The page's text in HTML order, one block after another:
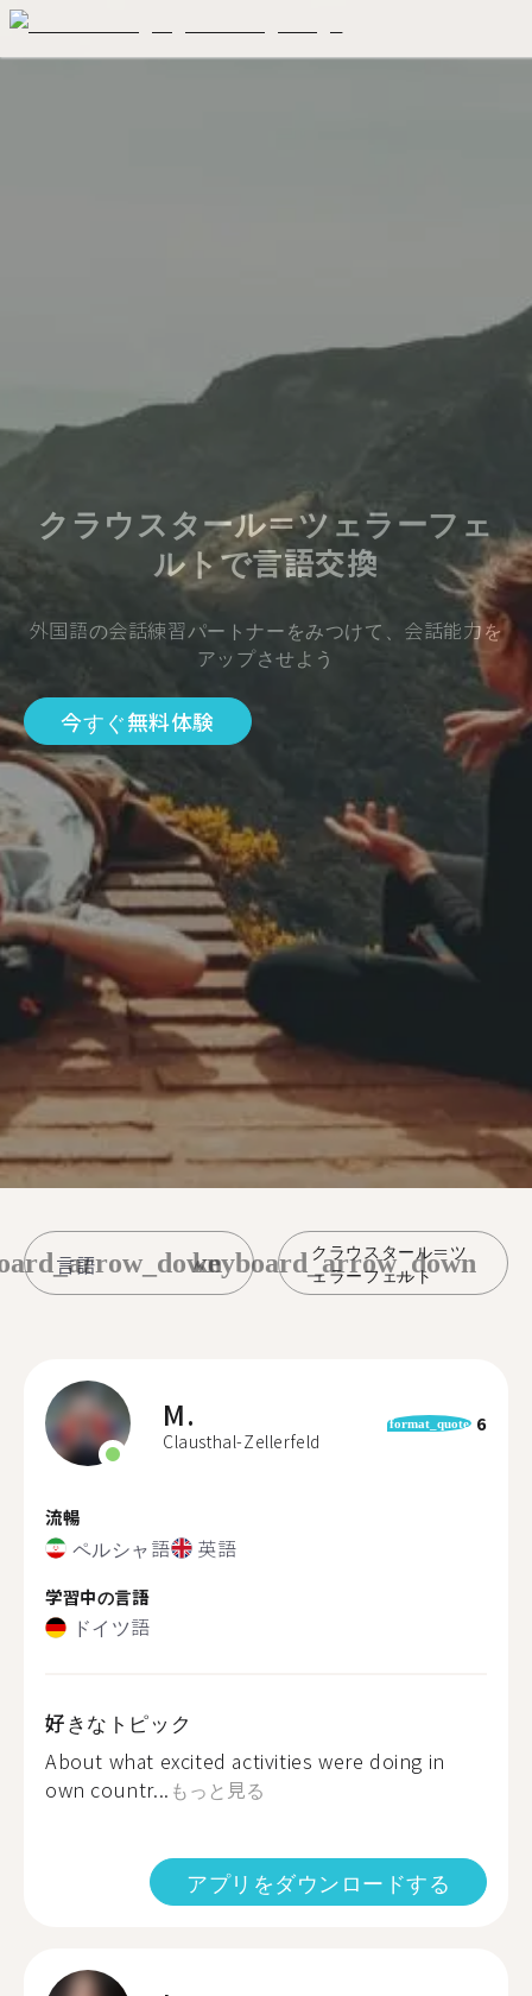
クラウスタール＝ツェラーフェ
ルトで言語交換
外国語の会話練習パートナーをみつけて、会話能力を
アップさせよう
今すぐ無料体験
クラウスタール＝ツ
ェラーフェルト
keyboard_arrow_down
M.
Clausthal-Zellerfeld
format_quote 6
流暢
ペルシャ語 英語
学習中の言語
ドイツ語
好きなトピック
About what excited activities were doing in
own countr... もっと見る
アプリをダウンロードする